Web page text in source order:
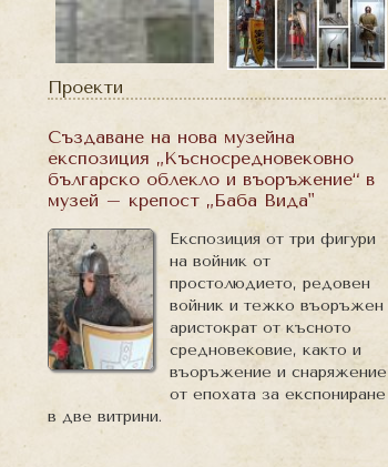
Проекти
Създаване на нова музейна
експозиция „Късносредновековно
българско облекло и въоръжение“ в
музей – крепост „Баба Вида"
Експозиция от три фигури
на войник от
простолюдието, редовен
войник и тежко въоръжен
аристократ от късното
средновековие, както и
въоръжение и снаряжение
от епохата за експониране
в две витрини.